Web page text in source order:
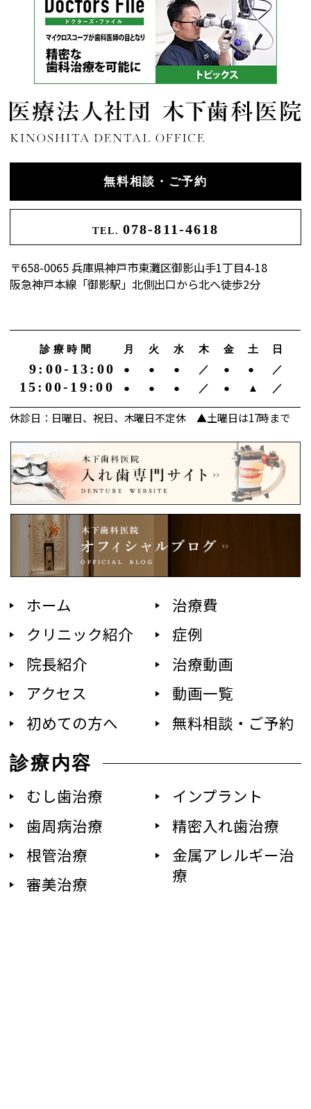
TEL. 078-811-4618
無料相談・ご予約
〒658-0065 兵庫県神戸市東灘区御影山手1丁目4-18
阪急神戸本線「御影駅」北側出口から北へ徒歩2分
診療時間 月 火 水 木 金 土 日
9:00-13:00 ● ● ● ／ ● ● ／
15:00-19:00 ● ● ● ／ ● ▲ ／
休診日：日曜日、祝日、木曜日不定休 ▲土曜日は17時まで
ホーム
クリニック紹介
院長紹介
アクセス
初めての方へ
治療費
症例
治療動画
動画一覧
無料相談・ご予約
診療内容
むし歯治療
歯周病治療
根管治療
審美治療
インプラント
精密入れ歯治療
金属アレルギー治
療